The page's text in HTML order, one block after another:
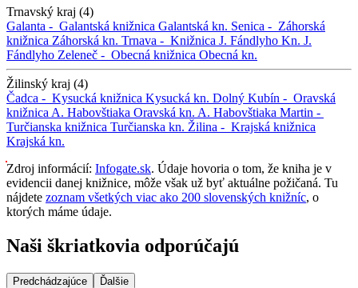
Trnavský kraj (4)
Galanta - Galantská knižnica Galantská kn. Senica - Záhorská
knižnica Záhorská kn. Trnava - Knižnica J. Fándlyho Kn. J.
Fándlyho Zeleneč - Obecná knižnica Obecná kn.
Žilinský kraj (4)
Čadca - Kysucká knižnica Kysucká kn. Dolný Kubín - Oravská
knižnica A. Habovštiaka Oravská kn. A. Habovštiaka Martin -
Turčianska knižnica Turčianska kn. Žilina - Krajská knižnica
Krajská kn.
Zdroj informácií: Infogate.sk. Údaje hovoria o tom, že kniha je v
evidencii danej knižnice, môže však už byť aktuálne požičaná. Tu
nájdete zoznam všetkých viac ako 200 slovenských knižníc, o
ktorých máme údaje.
Naši škriatkovia odporúčajú
Predchádzajúce Ďalšie